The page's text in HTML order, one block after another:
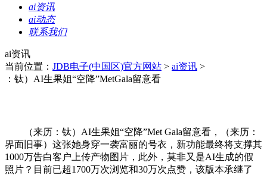
ai资讯
ai动态
联系我们
ai资讯
当前位置： JDB电子(中国区)官方网站 > ai资讯 >
：钛）AI生果姐“空降”MetGala留意看
（来历：钛）AI生果姐“空降”Met Gala留意看，（来历：
界面旧事）这张她身穿一袭富丽的号衣，新功能最终将支撑其
1000万告白客户上传产物图片，此外，莫非又是AI生成的假
照片？目前已超1700万次浏览和30万次点赞，该版本承继了